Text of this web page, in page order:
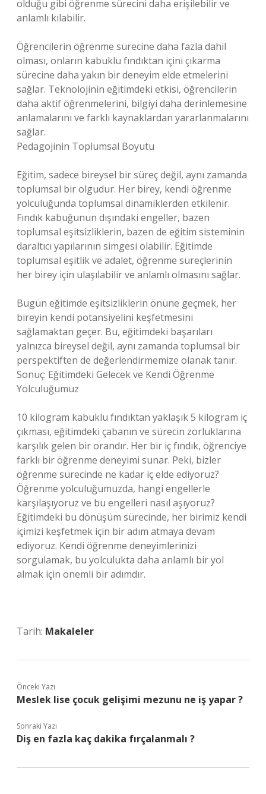
olduğu gibi öğrenme sürecini daha erişilebilir ve
anlamlı kılabilir.
Öğrencilerin öğrenme sürecine daha fazla dahil
olması, onların kabuklu fındıktan içini çıkarma
sürecine daha yakın bir deneyim elde etmelerini
sağlar. Teknolojinin eğitimdeki etkisi, öğrencilerin
daha aktif öğrenmelerini, bilgiyi daha derinlemesine
anlamalarını ve farklı kaynaklardan yararlanmalarını
sağlar.
Pedagojinin Toplumsal Boyutu
Eğitim, sadece bireysel bir süreç değil, aynı zamanda
toplumsal bir olgudur. Her birey, kendi öğrenme
yolculuğunda toplumsal dinamiklerden etkilenir.
Fındık kabuğunun dışındaki engeller, bazen
toplumsal eşitsizliklerin, bazen de eğitim sisteminin
daraltıcı yapılarının simgesi olabilir. Eğitimde
toplumsal eşitlik ve adalet, öğrenme süreçlerinin
her birey için ulaşılabilir ve anlamlı olmasını sağlar.
Bugün eğitimde eşitsizliklerin önüne geçmek, her
bireyin kendi potansiyelini keşfetmesini
sağlamaktan geçer. Bu, eğitimdeki başarıları
yalnızca bireysel değil, aynı zamanda toplumsal bir
perspektiften de değerlendirmemize olanak tanır.
Sonuç: Eğitimdeki Gelecek ve Kendi Öğrenme
Yolculuğumuz
10 kilogram kabuklu fındıktan yaklaşık 5 kilogram iç
çıkması, eğitimdeki çabanın ve sürecin zorluklarına
karşılık gelen bir orandır. Her bir iç fındık, öğrenciye
farklı bir öğrenme deneyimi sunar. Peki, bizler
öğrenme sürecinde ne kadar iç elde ediyoruz?
Öğrenme yolculuğumuzda, hangi engellerle
karşılaşıyoruz ve bu engelleri nasıl aşıyoruz?
Eğitimdeki bu dönüşüm sürecinde, her birimiz kendi
içimizi keşfetmek için bir adım atmaya devam
ediyoruz. Kendi öğrenme deneyimlerinizi
sorgulamak, bu yolculukta daha anlamlı bir yol
almak için önemli bir adımdır.
Tarih: Makaleler
Önceki Yazı
Meslek lise çocuk gelişimi mezunu ne iş yapar ?
Sonraki Yazı
Diş en fazla kaç dakika fırçalanmalı ?